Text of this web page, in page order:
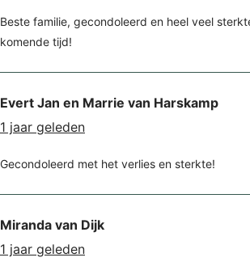
Beste familie, gecondoleerd en heel veel
komende tijd!
Evert Jan en Marrie van Harskamp
1 jaar geleden
Gecondoleerd met het verlies en sterkte!
Miranda van Dijk
1 jaar geleden